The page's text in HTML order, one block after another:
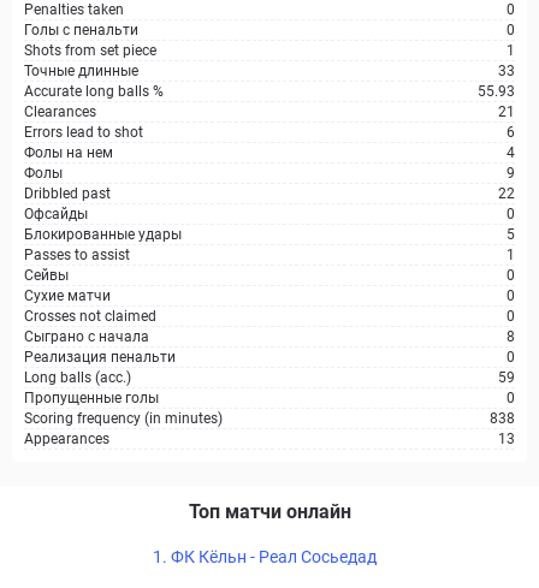
Penalties taken
0
Голы с пенальти
0
Shots from set piece
1
Точные длинные
33
Accurate long balls %
55.93
Clearances
21
Errors lead to shot
6
Фолы на нем
4
Фолы
9
Dribbled past
22
Офсайды
0
Блокированные удары
5
Passes to assist
1
Сейвы
0
Сухие матчи
0
Crosses not claimed
0
Сыграно с начала
8
Реализация пенальти
0
Long balls (acc.)
59
Пропущенные голы
0
Scoring frequency (in minutes)
838
Appearances
13
Топ матчи онлайн
1. ФК Кёльн - Реал Сосьедад